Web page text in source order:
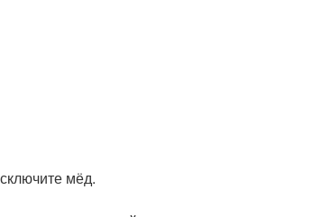
мёд.